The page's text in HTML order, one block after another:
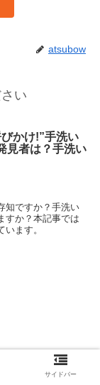
atsubow
い
かけ!”手洗い
見者は？手洗い
知ですか？手洗い
すか？本記事では
ます。
サイドバー